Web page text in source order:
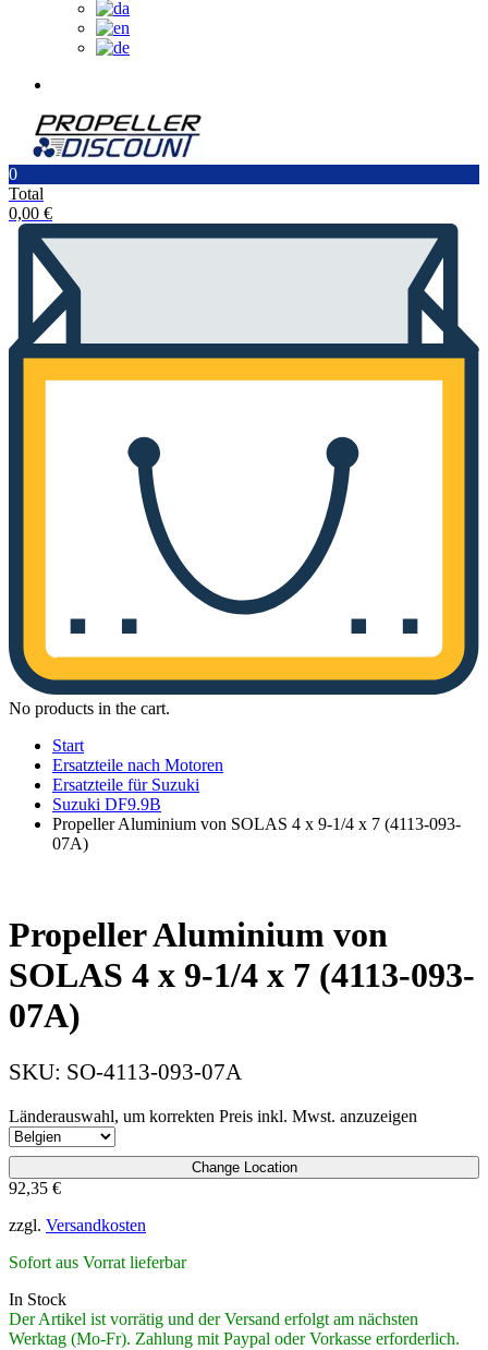
0
Total
0,00 €
No products in the cart.
Start
Ersatzteile nach Motoren
Ersatzteile für Suzuki
Suzuki DF9.9B
Propeller Aluminium von SOLAS 4 x 9-1/4 x 7 (4113-093-
07A)
Propeller Aluminium von
SOLAS 4 x 9-1/4 x 7 (4113-093-
07A)
SKU: SO-4113-093-07A
Länderauswahl, um korrekten Preis inkl. Mwst. anzuzeigen
Change Location
92,35 €
zzgl. Versandkosten
Sofort aus Vorrat lieferbar
In Stock
Der Artikel ist vorrätig und der Versand erfolgt am nächsten
Werktag (Mo-Fr). Zahlung mit Paypal oder Vorkasse erforderlich.